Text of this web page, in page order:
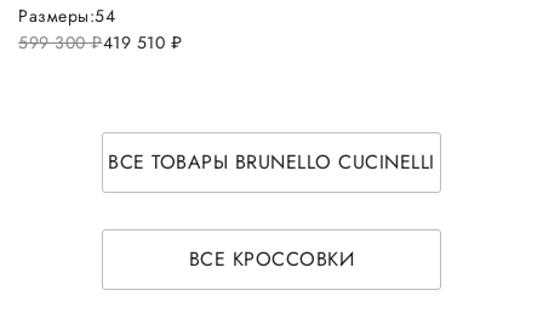
599 300руб.419 510 руб.
Размеры:54
ВСЕ ТОВАРЫ BRUNELLO CUCINELLI
ВСЕ КРОССОВКИ